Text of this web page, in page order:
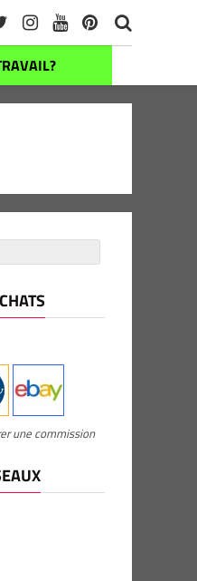
une commission